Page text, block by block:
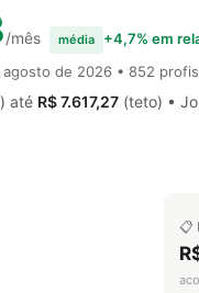
/mês média
+4,7% em
agosto de 2026 • 852
até R$ 7.617,27 (teto) •
📋